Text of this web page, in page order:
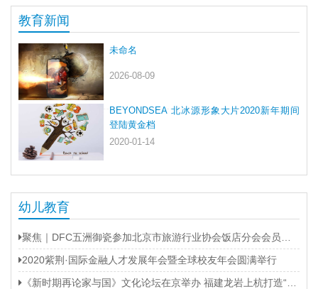
教育新闻
未命名
2026-08-09
BEYONDSEA 北冰源形象大片2020新年期间
登陆黄金档
2020-01-14
幼儿教育
聚焦｜DFC五洲御瓷参加北京市旅游行业协会饭店分会会员大会
2020紫荆·国际金融人才发展年会暨全球校友年会圆满举行
《新时期再论家与国》文化论坛在京举办 福建龙岩上杭打造“第二名片”